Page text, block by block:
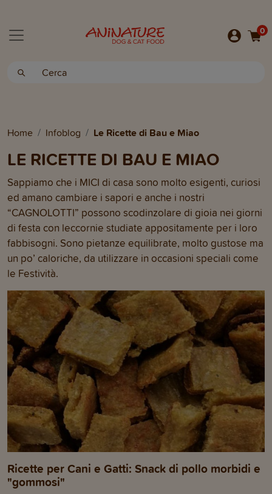
0
Home Infoblog Le Ricette di Bau e Miao
LE RICETTE DI BAU E MIAO
Sappiamo che i MICI di casa sono molto esigenti, curiosi
ed amano cambiare i sapori e anche i nostri
“CAGNOLOTTI” possono scodinzolare di gioia nei giorni
di festa con leccornie studiate appositamente per i loro
fabbisogni. Sono pietanze equilibrate, molto gustose ma
un po’ caloriche, da utilizzare in occasioni speciali come
le Festività.
Ricette per Cani e Gatti: Snack di pollo morbidi e
"gommosi"